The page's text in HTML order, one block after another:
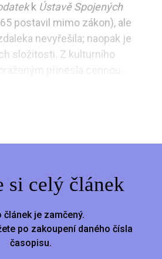
k Ústavě Spojených
postavil mimo zákon), ale
nevyřešila; naopak je
složitosti. Z kulturního
si celý článek
článek je zamčený.
po zakoupení daného čísla
časopisu.